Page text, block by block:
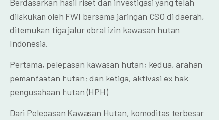
Berdasarkan hasil riset dan investigasi yang telah
dilakukan oleh FWI bersama jaringan CSO di daerah,
ditemukan tiga jalur obral izin kawasan hutan
Indonesia.
Pertama, pelepasan kawasan hutan; kedua, arahan
pemanfaatan hutan; dan ketiga, aktivasi ex hak
pengusahaan hutan (HPH).
Dari Pelepasan Kawasan Hutan, komoditas terbesar